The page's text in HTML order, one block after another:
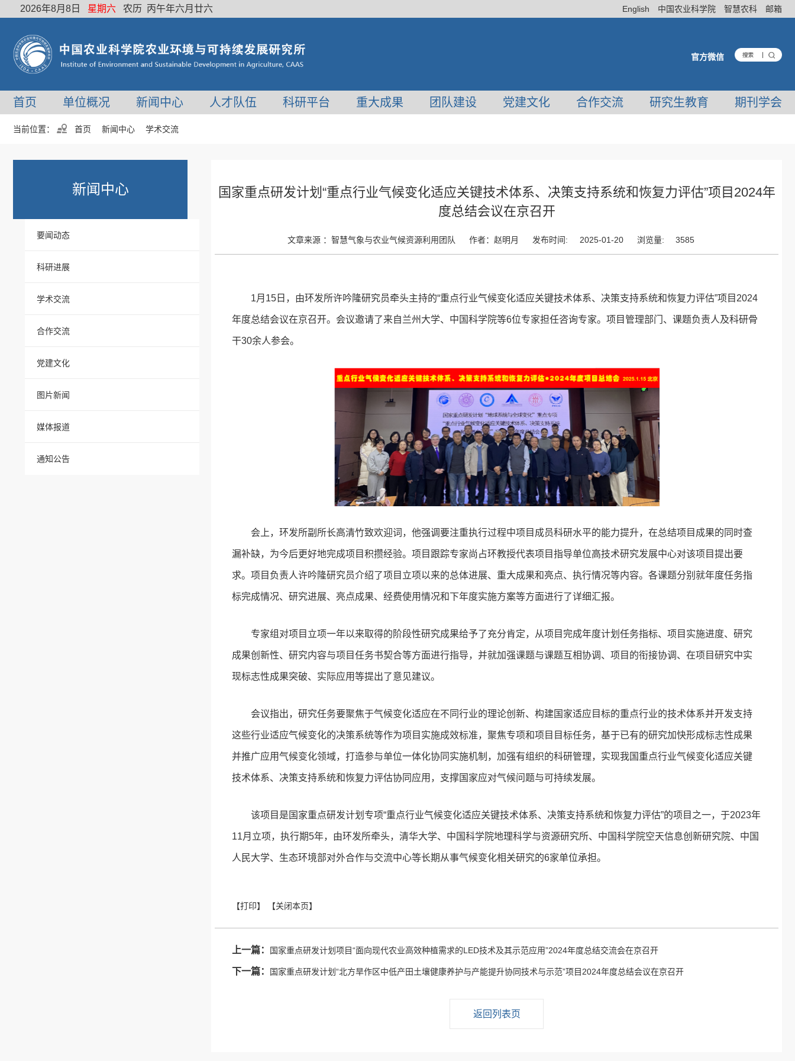
2026年8月8日 星期六 农历 丙午年六月廿六 English 中国农业科学院 智慧农科 邮箱
官方微信
首页 单位概况 新闻中心 人才队伍 科研平台 重大成果 团队建设 党建文化 合作交流 研究生教育 期刊学会
当前位置： 首页 新闻中心 学术交流
新闻中心
要闻动态
科研进展
学术交流
合作交流
党建文化
图片新闻
媒体报道
通知公告
国家重点研发计划“重点行业气候变化适应关键技术体系、决策支持系统和恢复力评估”项目2024年
度总结会议在京召开
文章来源 ：智慧气象与农业气候资源利用团队 作者：赵明月 发布时间: 2025-01-20 浏览量: 3585
1月15日，由环发所许吟隆研究员牵头主持的“重点行业气候变化适应关键技术体系、决策支持系统和恢复力评估”项目2024
年度总结会议在京召开。会议邀请了来自兰州大学、中国科学院等6位专家担任咨询专家。项目管理部门、课题负责人及科研骨
干30余人参会。
会上，环发所副所长高清竹致欢迎词，他强调要注重执行过程中项目成员科研水平的能力提升，在总结项目成果的同时查
漏补缺，为今后更好地完成项目积攒经验。项目跟踪专家尚占环教授代表项目指导单位高技术研究发展中心对该项目提出要
求。项目负责人许吟隆研究员介绍了项目立项以来的总体进展、重大成果和亮点、执行情况等内容。各课题分别就年度任务指
标完成情况、研究进展、亮点成果、经费使用情况和下年度实施方案等方面进行了详细汇报。
专家组对项目立项一年以来取得的阶段性研究成果给予了充分肯定，从项目完成年度计划任务指标、项目实施进度、研究
成果创新性、研究内容与项目任务书契合等方面进行指导，并就加强课题与课题互相协调、项目的衔接协调、在项目研究中实
现标志性成果突破、实际应用等提出了意见建议。
会议指出，研究任务要聚焦于气候变化适应在不同行业的理论创新、构建国家适应目标的重点行业的技术体系并开发支持
这些行业适应气候变化的决策系统等作为项目实施成效标准，聚焦专项和项目目标任务，基于已有的研究加快形成标志性成果
并推广应用气候变化领域，打造参与单位一体化协同实施机制，加强有组织的科研管理，实现我国重点行业气候变化适应关键
技术体系、决策支持系统和恢复力评估协同应用，支撑国家应对气候问题与可持续发展。
该项目是国家重点研发计划专项“重点行业气候变化适应关键技术体系、决策支持系统和恢复力评估”的项目之一，于2023年
11月立项，执行期5年，由环发所牵头，清华大学、中国科学院地理科学与资源研究所、中国科学院空天信息创新研究院、中国
人民大学、生态环境部对外合作与交流中心等长期从事气候变化相关研究的6家单位承担。
上一篇： 国家重点研发计划项目“面向现代农业高效种植需求的LED技术及其示范应用”2024年度总结交流会在京召开
下一篇： 国家重点研发计划“北方旱作区中低产田土壤健康养护与产能提升协同技术与示范”项目2024年度总结会议在京召开
返回列表页